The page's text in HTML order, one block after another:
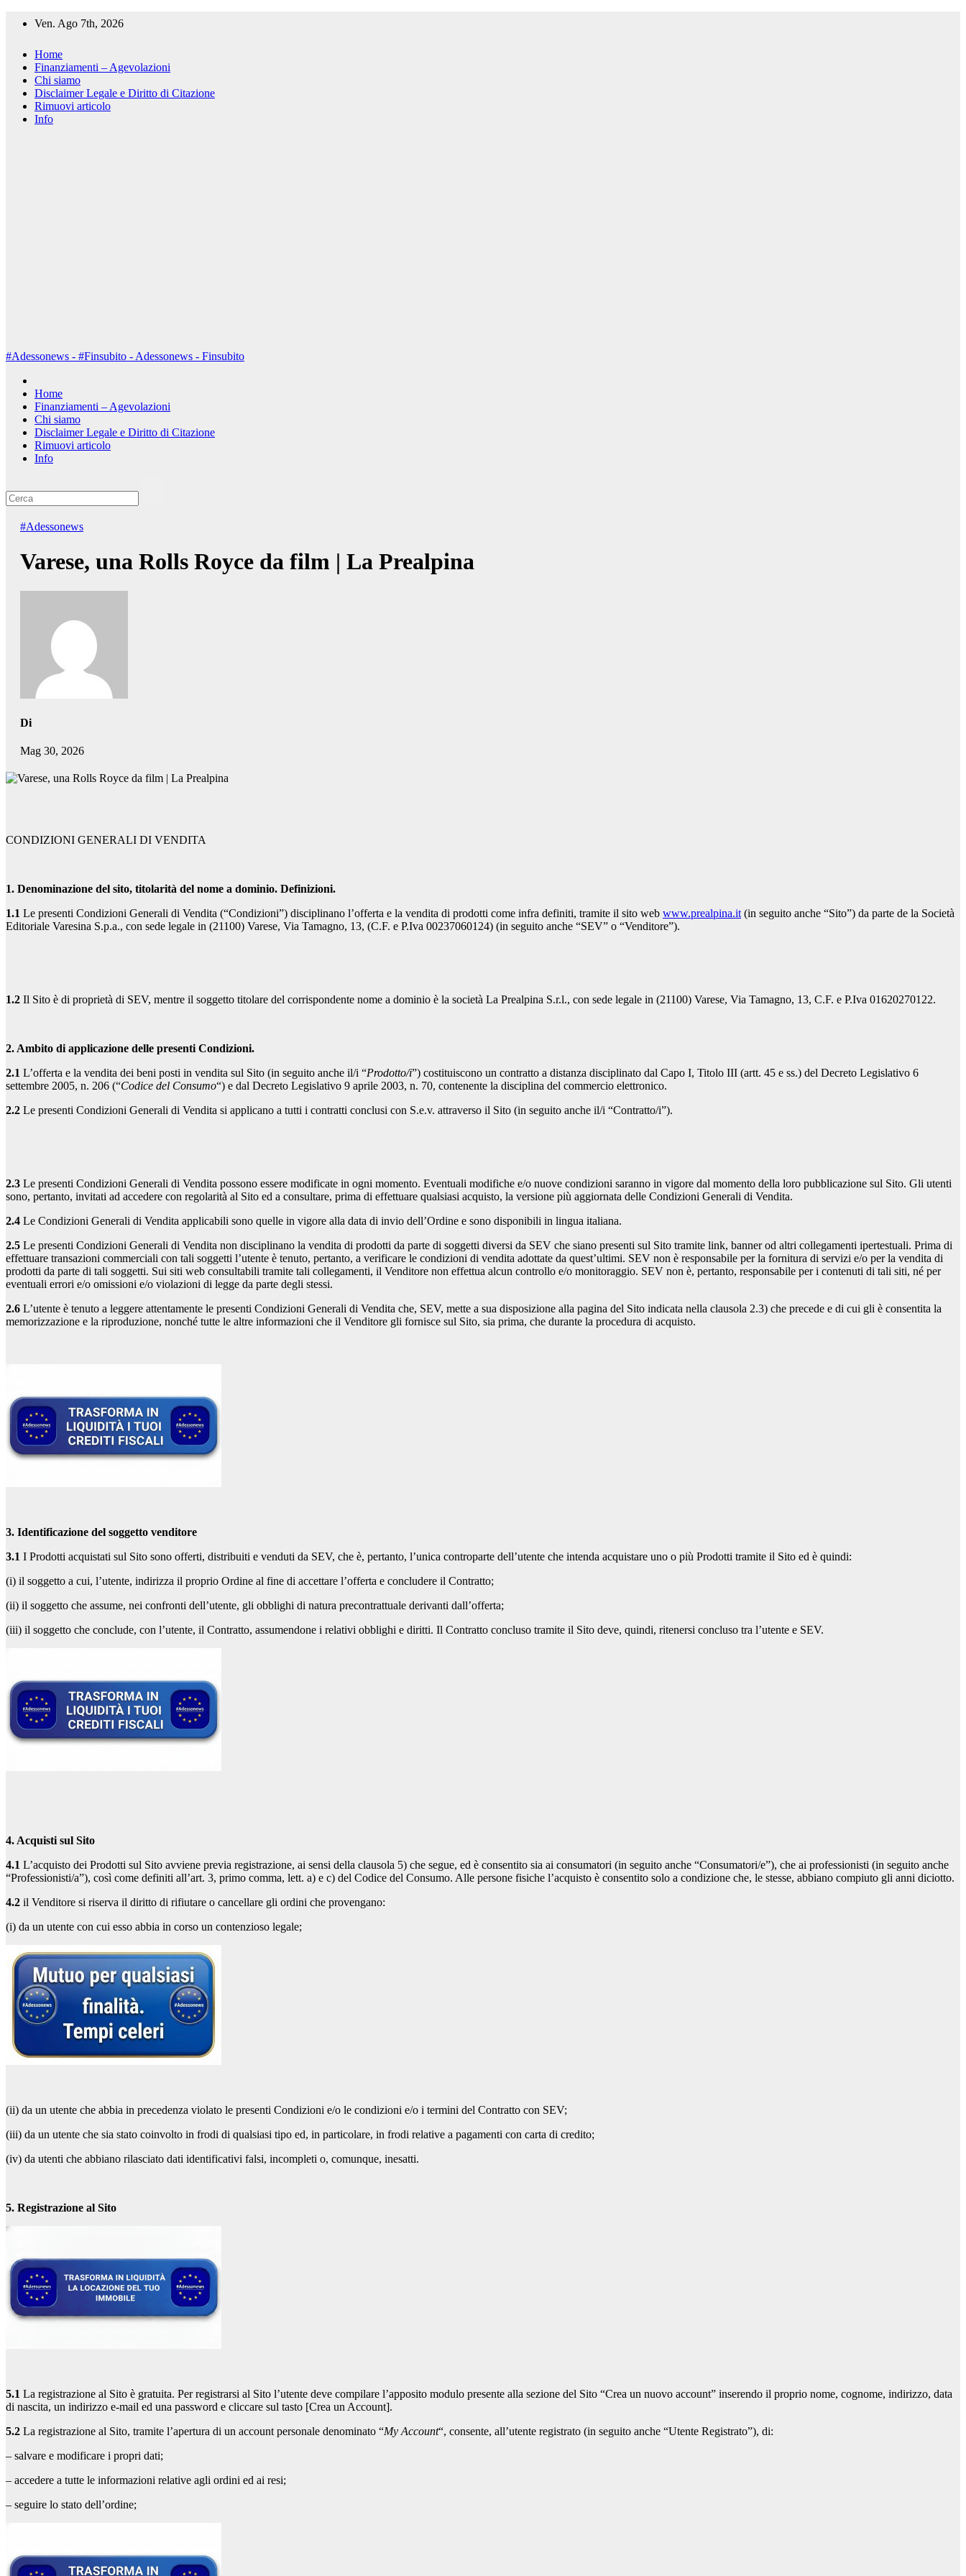
Ven. Ago 7th, 2026
Home
Finanziamenti – Agevolazioni
Chi siamo
Disclaimer Legale e Diritto di Citazione
Rimuovi articolo
Info
#Adessonews - #Finsubito - Adessonews - Finsubito
Home
Finanziamenti – Agevolazioni
Chi siamo
Disclaimer Legale e Diritto di Citazione
Rimuovi articolo
Info
#Adessonews
Varese, una Rolls Royce da film | La Prealpina
Di
Mag 30, 2026
CONDIZIONI GENERALI DI VENDITA
1. Denominazione del sito, titolarità del nome a dominio. Definizioni.
1.1 Le presenti Condizioni Generali di Vendita (“Condizioni”) disciplinano l’offerta e la vendita di prodotti come infra definiti, tramite il sito web www.prealpina.it(in seguito anche “Sito”) da parte de la Società
Editoriale Varesina S.p.a., con sede legale in (21100) Varese, Via Tamagno, 13, (C.F. e P.Iva 00237060124) (in seguito anche “SEV” o “Venditore”).
1.2 Il Sito è di proprietà di SEV, mentre il soggetto titolare del corrispondente nome a dominio è la società La Prealpina S.r.l., con sede legale in (21100) Varese, Via Tamagno, 13, C.F. e P.Iva 01620270122.
2. Ambito di applicazione delle presenti Condizioni.
2.1 L’offerta e la vendita dei beni posti in vendita sul Sito (in seguito anche il/i “Prodotto/i”) costituiscono un contratto a distanza disciplinato dal Capo I, Titolo III (artt. 45 e ss.) del Decreto Legislativo 6
settembre 2005, n. 206 (“Codice del Consumo“) e dal Decreto Legislativo 9 aprile 2003, n. 70, contenente la disciplina del commercio elettronico.
2.2 Le presenti Condizioni Generali di Vendita si applicano a tutti i contratti conclusi con S.e.v. attraverso il Sito (in seguito anche il/i “Contratto/i”).
2.3 Le presenti Condizioni Generali di Vendita possono essere modificate in ogni momento. Eventuali modifiche e/o nuove condizioni saranno in vigore dal momento della loro pubblicazione sul Sito. Gli utenti
sono, pertanto, invitati ad accedere con regolarità al Sito ed a consultare, prima di effettuare qualsiasi acquisto, la versione più aggiornata delle Condizioni Generali di Vendita.
2.4 Le Condizioni Generali di Vendita applicabili sono quelle in vigore alla data di invio dell’Ordine e sono disponibili in lingua italiana.
2.5 Le presenti Condizioni Generali di Vendita non disciplinano la vendita di prodotti da parte di soggetti diversi da SEV che siano presenti sul Sito tramite link, banner od altri collegamenti ipertestuali. Prima di
effettuare transazioni commerciali con tali soggetti l’utente è tenuto, pertanto, a verificare le condizioni di vendita adottate da quest’ultimi. SEV non è responsabile per la fornitura di servizi e/o per la vendita di
prodotti da parte di tali soggetti. Sui siti web consultabili tramite tali collegamenti, il Venditore non effettua alcun controllo e/o monitoraggio. SEV non è, pertanto, responsabile per i contenuti di tali siti, né per
eventuali errori e/o omissioni e/o violazioni di legge da parte degli stessi.
2.6 L’utente è tenuto a leggere attentamente le presenti Condizioni Generali di Vendita che, SEV, mette a sua disposizione alla pagina del Sito indicata nella clausola 2.3) che precede e di cui gli è consentita la
memorizzazione e la riproduzione, nonché tutte le altre informazioni che il Venditore gli fornisce sul Sito, sia prima, che durante la procedura di acquisto.
3. Identificazione del soggetto venditore
3.1 I Prodotti acquistati sul Sito sono offerti, distribuiti e venduti da SEV, che è, pertanto, l’unica controparte dell’utente che intenda acquistare uno o più Prodotti tramite il Sito ed è quindi:
(i) il soggetto a cui, l’utente, indirizza il proprio Ordine al fine di accettare l’offerta e concludere il Contratto;
(ii) il soggetto che assume, nei confronti dell’utente, gli obblighi di natura precontrattuale derivanti dall’offerta;
(iii) il soggetto che conclude, con l’utente, il Contratto, assumendone i relativi obblighi e diritti. Il Contratto concluso tramite il Sito deve, quindi, ritenersi concluso tra l’utente e SEV.
4. Acquisti sul Sito
4.1 L’acquisto dei Prodotti sul Sito avviene previa registrazione, ai sensi della clausola 5) che segue, ed è consentito sia ai consumatori (in seguito anche “Consumatori/e”), che ai professionisti (in seguito anche
“Professionisti/a”), così come definiti all’art. 3, primo comma, lett. a) e c) del Codice del Consumo. Alle persone fisiche l’acquisto è consentito solo a condizione che, le stesse, abbiano compiuto gli anni diciotto.
4.2 il Venditore si riserva il diritto di rifiutare o cancellare gli ordini che provengano:
(i) da un utente con cui esso abbia in corso un contenzioso legale;
(ii) da un utente che abbia in precedenza violato le presenti Condizioni e/o le condizioni e/o i termini del Contratto con SEV;
(iii) da un utente che sia stato coinvolto in frodi di qualsiasi tipo ed, in particolare, in frodi relative a pagamenti con carta di credito;
(iv) da utenti che abbiano rilasciato dati identificativi falsi, incompleti o, comunque, inesatti.
5. Registrazione al Sito
5.1 La registrazione al Sito è gratuita. Per registrarsi al Sito l’utente deve compilare l’apposito modulo presente alla sezione del Sito “Crea un nuovo account” inserendo il proprio nome, cognome, indirizzo, data
di nascita, un indirizzo e-mail ed una password e cliccare sul tasto [Crea un Account].
5.2 La registrazione al Sito, tramite l’apertura di un account personale denominato “My Account“, consente, all’utente registrato (in seguito anche “Utente Registrato”), di:
– salvare e modificare i propri dati;
– accedere a tutte le informazioni relative agli ordini ed ai resi;
– seguire lo stato dell’ordine;